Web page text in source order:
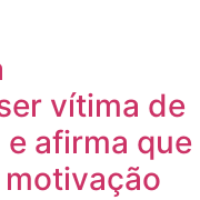
vítima de
afirma que
motivação